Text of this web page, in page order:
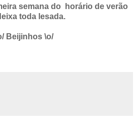
semana do horário de verão
toda lesada.
Beijinhos \o/